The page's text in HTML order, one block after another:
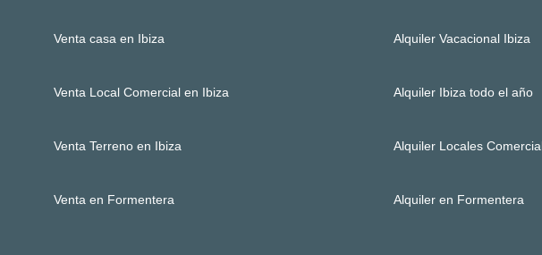
Venta casa en Ibiza
Venta Local Comercial en Ibiza
Venta Terreno en Ibiza
Venta en Formentera
Alquiler Vacacional Ibiza
Alquiler Ibiza todo el año
Alquiler Locales
Alquiler en Formentera